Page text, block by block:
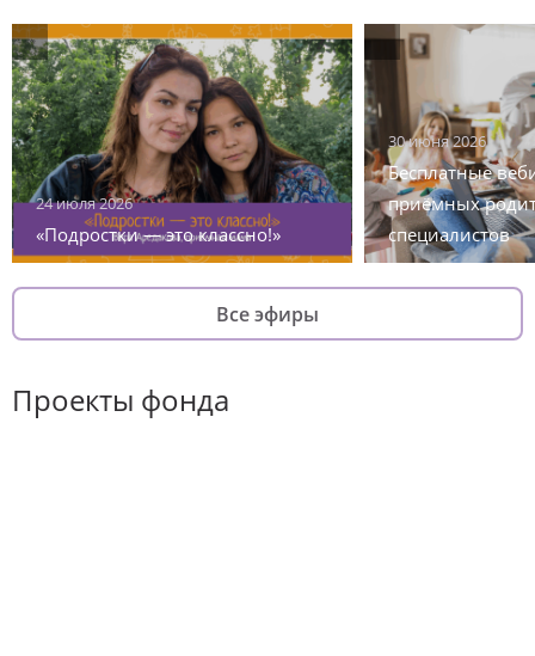
24 июля 2026
«Подростки — это классно!»
30 июня 2026
Бесплатные
приёмных
специалистов
Все эфиры
Проекты фонда